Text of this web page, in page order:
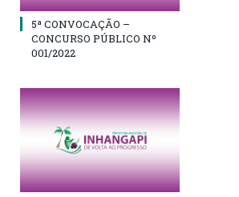
5ª CONVOCAÇÃO –
CONCURSO PÚBLICO Nº
001/2022